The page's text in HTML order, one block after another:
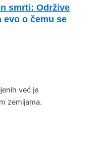
smrti: Održive
evo o čemu se
već je
zemljama.